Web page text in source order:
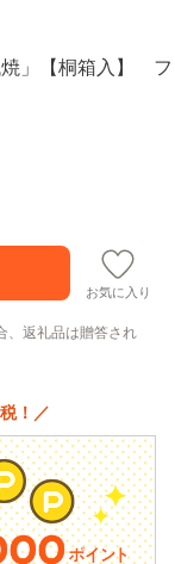
」【桐箱入】 フ
お気に入り
、返礼品は贈答され
！／